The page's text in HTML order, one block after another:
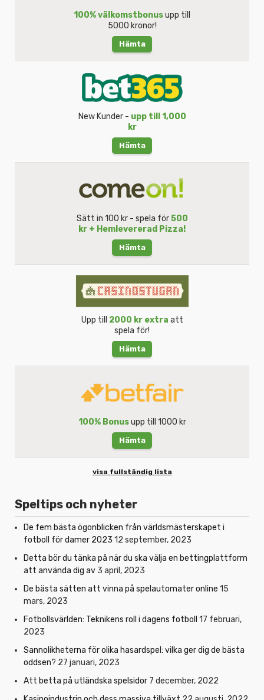
100% välkomstbonusupp till
5000 kronor!
Hämta
New Kunder - upp till 1,000
kr
Hämta
Sätt in 100 kr - spela för500
kr + Hemlevererad Pizza!
Hämta
Upp till 2000 kr extra att
spela för!
Hämta
100% Bonusupp till 1000 kr
Hämta
visa fullständig lista
Speltips och nyheter
De fem bästa ögonblicken från världsmästerskapet i
fotboll för damer 2023 12 september, 2023
Detta bör du tänka på när du ska välja en bettingplattform
att använda dig av 3 april, 2023
De bästa sätten att vinna på spelautomater online 15
mars, 2023
Fotbollsvärlden: Teknikens roll i dagens fotboll 17 februari,
2023
Sannolikheterna för olika hasardspel: vilka ger dig de bästa
oddsen? 27 januari, 2023
Att betta på utländska spelsidor 7 december, 2022